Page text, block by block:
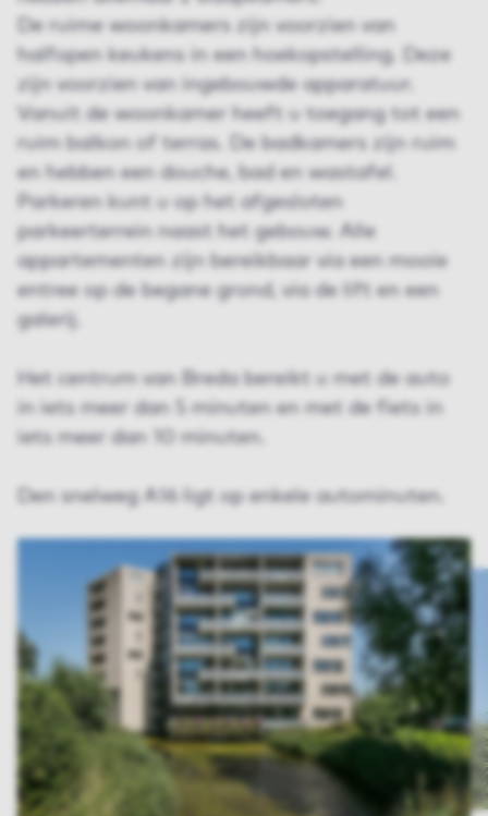
De ruime woonkamers zijn voorzien van
halfopen keukens in een hoekopstelling. Deze
zijn voorzien van ingebouwde apparatuur.
Vanuit de woonkamer heeft u toegang tot een
ruim balkon of terras. De badkamers zijn ruim
en hebben een douche, bad en wastafel.
Parkeren kunt u op het afgesloten
parkeerterrein naast het gebouw. Alle
appartementen zijn bereikbaar via een mooie
entree op de begane grond, via de lift en een
galerij.
Het centrum van Breda bereikt u met de auto
in iets meer dan 5 minuten en met de fiets in
iets meer dan 10 minuten.
Den snelweg A16 ligt op enkele autominuten.